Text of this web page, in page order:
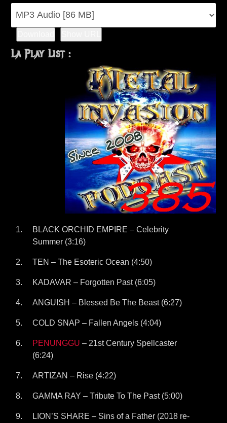
La Play List :
BLACK ORCHID EMPIRE – Celebrity
Summer (3:16)
TEN – The Esoteric Ocean (4:50)
KADAVAR – Forgotten Past (6:05)
ANGUISH – Blessed Be The Beast (6:27)
COLD SNAP – Fallen Angels (4:04)
PENUNGGU – 21st Century Spellcaster
(6:24)
ARTIZAN – Rise (4:22)
GAMMA RAY – Tribute To The Past (5:00)
LION’S SHARE – Sins of a Father (2018 re-